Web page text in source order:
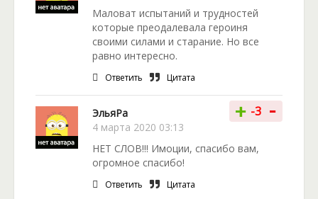
Маловат испытаний и трудностей
которые преодалевала героиня
своими силами и старание. Но все
равно интересно.
Ответить Цитата
ЭльяРа
4 марта 2020 03:13
+ -3 -
НЕТ СЛОВ!!! Имоции, спасибо вам,
огромное спасибо!
Ответить Цитата